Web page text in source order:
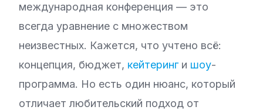
международная конференция — это
всегда уравнение с множеством
неизвестных. Кажется, что учтено всё:
концепция, бюджет, кейтеринг и шоу-
программа. Но есть один нюанс, который
отличает любительский подход от